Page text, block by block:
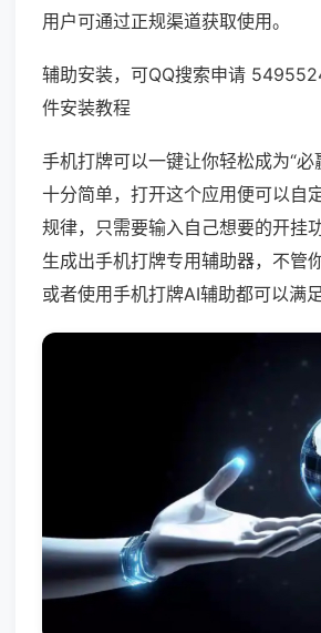
用户可通过正规渠道获取使用。
辅助安装，可QQ搜索申请
件安装教程
手机打牌可以一键让你轻松成为“必
十分简单，打开这个应用便可以自
规律，只需要输入自己想要的开挂
生成出手机打牌专用辅助器，不管
或者使用手机打牌AI辅助都可以满足